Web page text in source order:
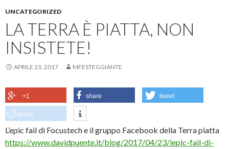
UNCATEGORIZED
LA TERRA È PIATTA, NON
INSISTETE!
APRILE 23, 2017 MFESTEGGIANTE
+1 share tweet
share
L’epic fail di Focustech e il gruppo Facebook della Terra piatta
https://www.davidpuente.it/blog/2017/04/23/lepic-fail-di-